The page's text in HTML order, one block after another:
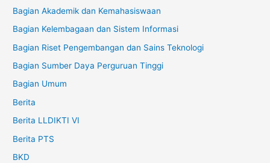
Bagian Akademik dan Kemahasiswaan
Bagian Kelembagaan dan Sistem Informasi
Bagian Riset Pengembangan dan Sains Teknologi
Bagian Sumber Daya Perguruan Tinggi
Bagian Umum
Berita
Berita LLDIKTI VI
Berita PTS
BKD